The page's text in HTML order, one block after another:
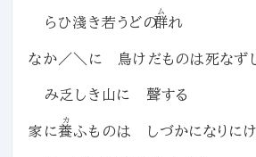
らひ淺き若うどの群
ム
れ
なか／＼に 鳥けだものは死なずし
み乏しき山に 聲する
家に養
カ
ふものは しづかになりにけ